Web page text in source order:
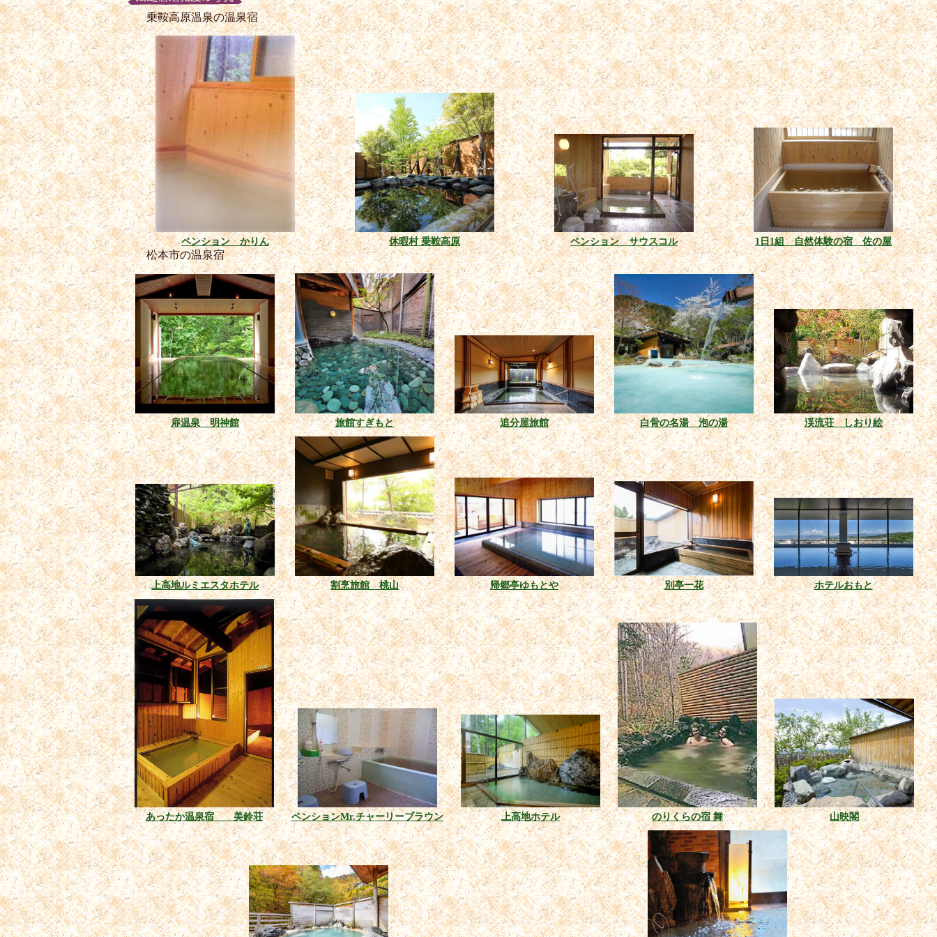
乗鞍高原温泉の温泉宿
ペンション かりん 休暇村 乗鞍高原 ペンション サウスコル 1日1組 自然体験の宿 佐の屋
松本市の温泉宿
扉温泉 明神館 旅館すぎもと 追分屋旅館 白骨の名湯 泡の湯 渓流荘 しおり絵
上高地ルミエスタホテル 割烹旅館 桃山 帰郷亭ゆもとや 別亭一花 ホテルおもと
あったか温泉宿 美鈴荘 ペンションMr.チャーリーブラウン 上高地ホテル のりくらの宿 舞 山映閣